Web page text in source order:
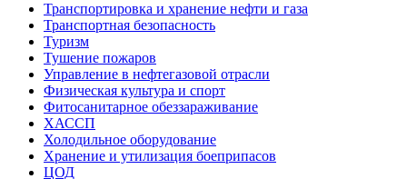
Транспортировка и хранение нефти и газа
Транспортная безопасность
Туризм
Тушение пожаров
Управление в нефтегазовой отрасли
Физическая культура и спорт
Фитосанитарное обеззараживание
ХАССП
Холодильное оборудование
Хранение и утилизация боеприпасов
ЦОД